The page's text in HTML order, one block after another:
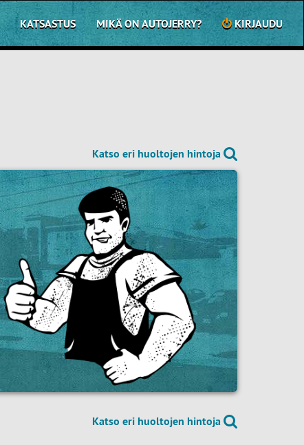
KATSASTUS MIKÄ ON AUTOJERRY? KIRJAUDU
Katso eri huoltojen hintoja
Katso eri huoltojen hintoja